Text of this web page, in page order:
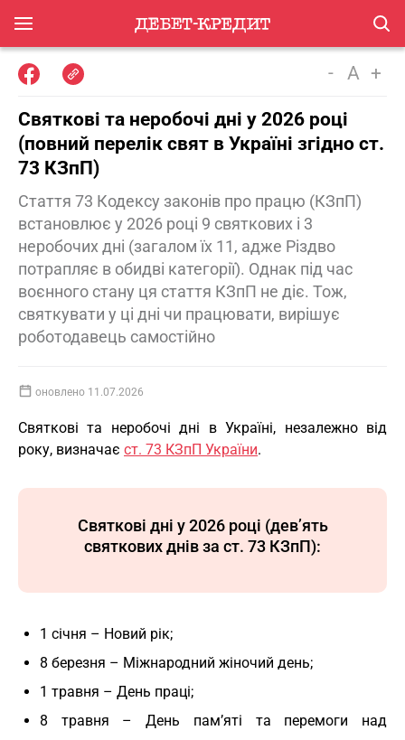
- A +
Святкові та неробочі дні у 2026 році
(повний перелік свят в Україні згідно ст.
73 КЗпП)
Стаття 73 Кодексу законів про працю (КЗпП)
встановлює у 2026 році 9 святкових і 3
неробочих дні (загалом їх 11, адже Різдво
потрапляє в обидві категорії). Однак під час
воєнного стану ця стаття КЗпП не діє. Тож,
святкувати у ці дні чи працювати, вирішує
роботодавець самостійно
оновлено 11.07.2026
Святкові та неробочі дні в Україні, незалежно від
року, визначає ст. 73 КЗпП України.
Святкові дні у 2026 році (дев’ять
святкових днів за ст. 73 КЗпП):
1 січня – Новий рік;
8 березня – Міжнародний жіночий день;
1 травня – День праці;
8 травня – День пам’яті та перемоги над